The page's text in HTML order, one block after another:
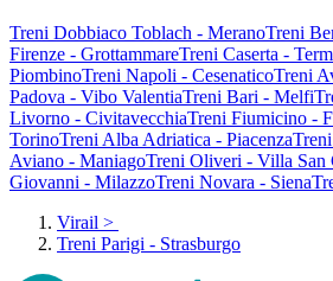
Treni Dobbiaco Toblach - MeranoTreni
Firenze - GrottammareTreni Caserta -
PiombinoTreni Napoli - CesenaticoTreni
Padova - Vibo ValentiaTreni Bari - Melfi
Livorno - CivitavecchiaTreni Fiumicino -
TorinoTreni Alba Adriatica - Piacenza
Aviano - ManiagoTreni Oliveri - Villa San
Giovanni - MilazzoTreni Novara - Siena
Virail >
Treni Parigi - Strasburgo